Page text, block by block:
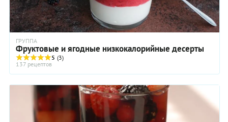
ГРУППА
Фруктовые и ягодные низкокалорийные десерты
5 (3)
137 рецептов